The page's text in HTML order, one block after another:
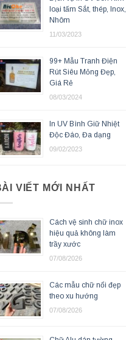
loại tấm Sắt, thép, Inox,
Nhôm
11/03/2023
99+ Mẫu Tranh Điện
Rút Siêu Mỏng Đẹp,
Giá Rẻ
08/03/2024
In UV Bình Giữ Nhiệt
Độc Đáo, Đa dạng
09/02/2023
VIẾT MỚI NHẤT
Cách vệ sinh chữ inox
hiệu quả không làm
trầy xước
07/08/2026
Các mẫu chữ nổi đẹp
theo xu hướng
07/08/2026